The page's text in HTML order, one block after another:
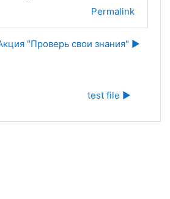
Permalink
"Проверь свои знания" ▶︎
test file ▶︎